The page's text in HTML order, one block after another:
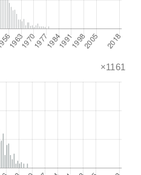
×1161